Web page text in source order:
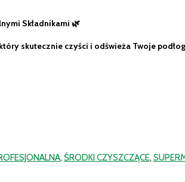
Składnikami 🌿
skutecznie czyści i odświeża Twoje
,ŚRODKI CZYSZCZĄCE,